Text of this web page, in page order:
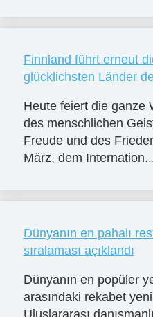
Finnland führt erneut
glücklichsten Länder
Heute feiert die ganze
des menschlichen
Freude und des
März, dem
Dünyanın en pahalı
sıralaması açıklandı
Dünyanın en popüler
arasındaki rekabet
Uluslararası